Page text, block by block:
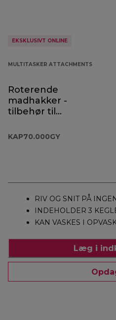
EKSKLUSIVT ONLINE
MULTITASKER ATTACHMENTS
Roterende
madhakker -
tilbehør til
KAP70.000GY
KAP70.000GY
RIV OG SNIT PÅ
INDEHOLDER 3
KAN VASKES I
Læg i